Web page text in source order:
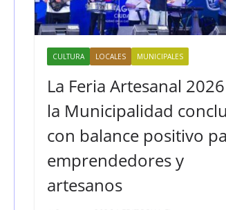
CULTURA LOCALES MUNICIPALES
La Feria Artesanal
la Municipalidad
con balance positivo
emprendedores y
artesanos